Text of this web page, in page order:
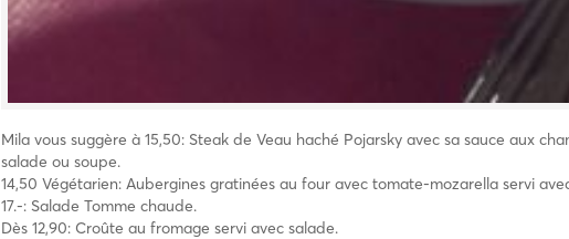
Mila vous suggère à 15,50: Steak de Veau haché Pojarsky avec sa sauce aux
salade ou soupe.
14,50 Végétarien: Aubergines gratinées au four avec tomate-mozarella servi
17.-: Salade Tomme chaude.
Dès 12,90: Croûte au fromage servi avec salade.